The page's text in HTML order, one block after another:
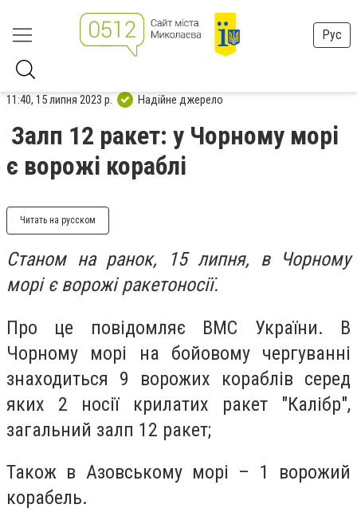
Рус
11:40, 15 липня 2023 р. Надійне джерело
Залп 12 ракет: у Чорному морі
є ворожі кораблі
Читать на русском
Станом на ранок, 15 липня, в Чорному
морі є ворожі ракетоносії.
Про це повідомляє ВМС України. В
Чорному морі на бойовому чергуванні
знаходиться 9 ворожих кораблів серед
яких 2 носії крилатих ракет "Калібр",
загальний залп 12 ракет;
Також в Азовському морі – 1 ворожий
корабель.